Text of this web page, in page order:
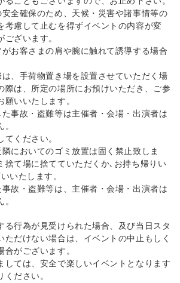
全確保のため、天候・災害や諸事情等の
考慮して止むを得ずイベントの内容が変
ざいます。
お客さまの肩や腕に触れて誘導する場合
、手荷物置き場を設置させていただく場
際は、所定の場所にお預けいただき、ご参
いいたします。
事故・盗難等は主催者・会場・出演者は
ください。
においてのゴミ放置は固く禁止致しま
捨て場に捨てていただくか､お持ち帰りい
いたします。
故・盗難等は、主催者・会場・出演者は
る行為が見受けられた場合、及び当日スタ
ただけない場合は、イベントの中止もしく
がございます。
しては、安全で楽しいイベントとなります
ださい。